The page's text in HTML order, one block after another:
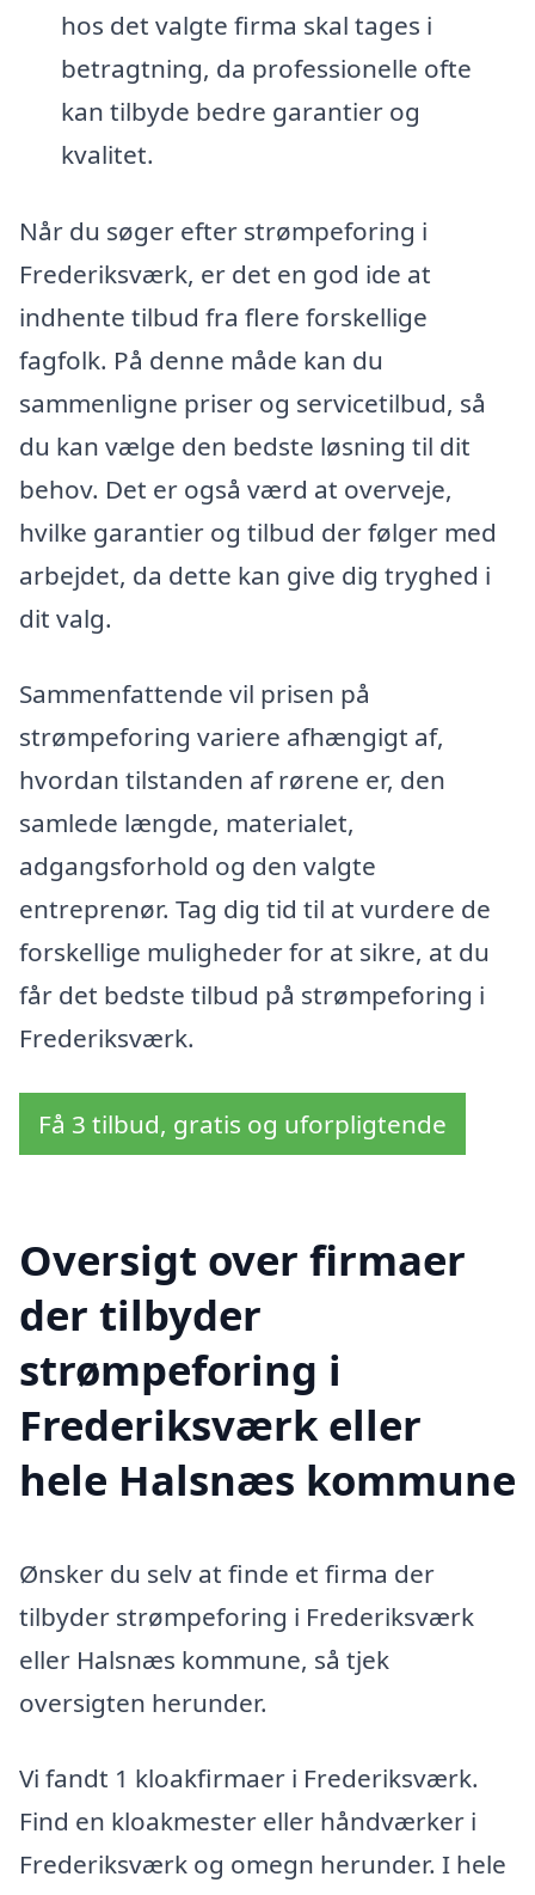
hos det valgte firma skal tages i
betragtning, da professionelle ofte
kan tilbyde bedre garantier og
kvalitet.
Når du søger efter strømpeforing i
Frederiksværk, er det en god ide at
indhente tilbud fra flere forskellige
fagfolk. På denne måde kan du
sammenligne priser og servicetilbud, så
du kan vælge den bedste løsning til dit
behov. Det er også værd at overveje,
hvilke garantier og tilbud der følger med
arbejdet, da dette kan give dig tryghed i
dit valg.
Sammenfattende vil prisen på
strømpeforing variere afhængigt af,
hvordan tilstanden af rørene er, den
samlede længde, materialet,
adgangsforhold og den valgte
entreprenør. Tag dig tid til at vurdere de
forskellige muligheder for at sikre, at du
får det bedste tilbud på strømpeforing i
Frederiksværk.
Få 3 tilbud, gratis og uforpligtende
Oversigt over firmaer
der tilbyder
strømpeforing i
Frederiksværk eller
hele Halsnæs kommune
Ønsker du selv at finde et firma der
tilbyder strømpeforing i Frederiksværk
eller Halsnæs kommune, så tjek
oversigten herunder.
Vi fandt 1 kloakfirmaer i Frederiksværk.
Find en kloakmester eller håndværker i
Frederiksværk og omegn herunder. I hele